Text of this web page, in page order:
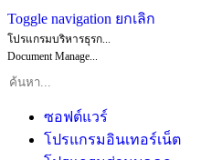
Toggle navigation ยกเลิก
โปรแกรมบริหารธุรก...
Document Manage...
ซอฟต์แวร์
โปรแกรมอินเทอร์เน็ต